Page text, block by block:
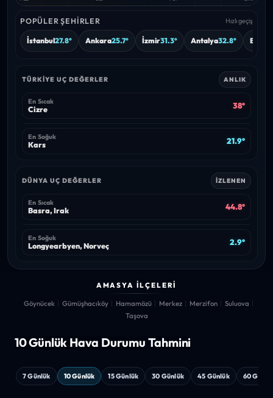
POPÜLER ŞEHIRLER Hızlı geçiş
İstanbul27.8° Ankara25.7° İzmir31.3° Antalya32.8° Bursa
TÜRKIYE UÇ DEĞERLER ANLIK
En Sıcak
Cizre 38°
En Soğuk
Kars 21.9°
DÜNYA UÇ DEĞERLER İZLENEN
En Sıcak
Basra, Irak 44.8°
En Soğuk
Longyearbyen, Norveç 2.9°
AMASYA İLÇELERI
Göynücek
Gümüşhacıköy Hamamözü Merkez Merzifon
Suluova
Taşova
10 Günlük Hava Durumu Tahmini
7 Günlük 10 Günlük 15 Günlük 30 Günlük 45 Günlük 60